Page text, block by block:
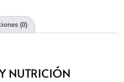
(0)
NUTRICIÓN